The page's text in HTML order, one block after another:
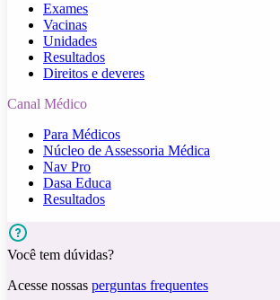
Exames
Vacinas
Unidades
Resultados
Direitos e deveres
Canal Médico
Para Médicos
Núcleo de Assessoria Médica
Nav Pro
Dasa Educa
Resultados
Você tem dúvidas?
Acesse nossas perguntas frequentes